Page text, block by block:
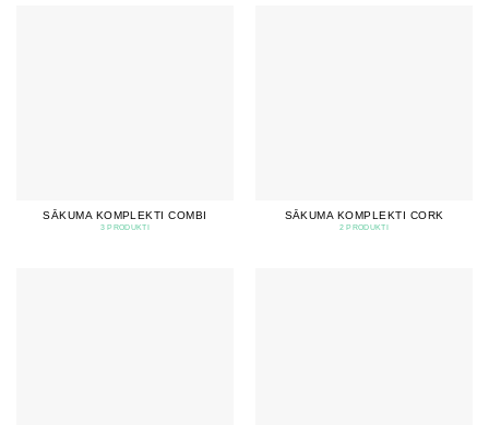
SĀKUMA KOMPLEKTI COMBI
3 PRODUKTI
SĀKUMA KOMPLEKTI CORK
2 PRODUKTI